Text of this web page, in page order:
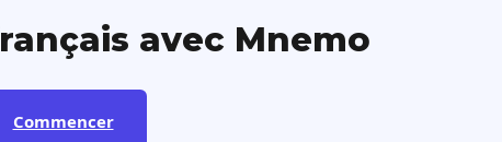
avec Mnemo
Commencer